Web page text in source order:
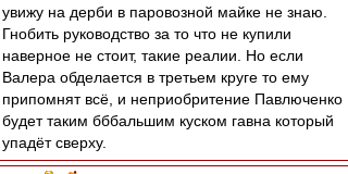
увижу на дерби в паровозной майке не знаю.
Гнобить руководство за то что не купили
наверное не стоит, такие реалии. Но если
Валера обделается в третьем круге то ему
припомнят всё, и неприобритение Павлюченко
будет таким бббальшим куском гавна который
упадёт сверху.